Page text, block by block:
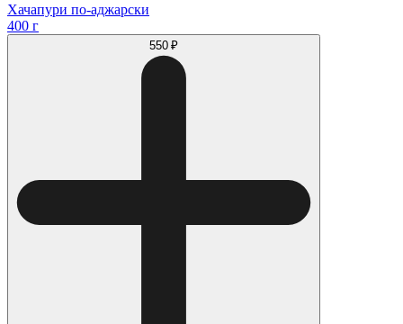
Хачапури по-аджарски
400 г
550 ₽